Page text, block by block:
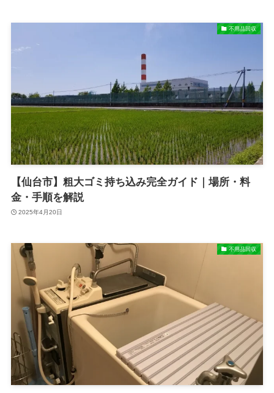
不用品回収
【仙台市】粗大ゴミ持ち込み完全ガイド｜場所・料
金・手順を解説
2025年4月20日
不用品回収